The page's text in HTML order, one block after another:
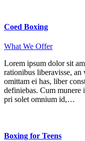
Coed Boxing
What We Offer
Lorem ipsum dolor sit
rationibus liberavisse,
omittam ei has, liber
definiebas. Cum munere
pri solet omnium id,…
Boxing for Teens